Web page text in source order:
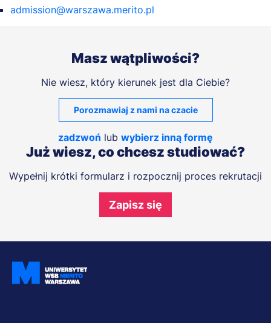
admission@warszawa.merito.pl
Masz wątpliwości?
Nie wiesz, który kierunek jest dla Ciebie?
Porozmawiaj z nami na czacie
zadzwoń lub wybierz inną formę
Już wiesz, co chcesz studiować?
Wypełnij krótki formularz i rozpocznij proces rekrutacji
Zapisz się